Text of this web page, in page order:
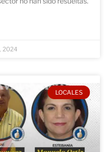
2024
LOCALES